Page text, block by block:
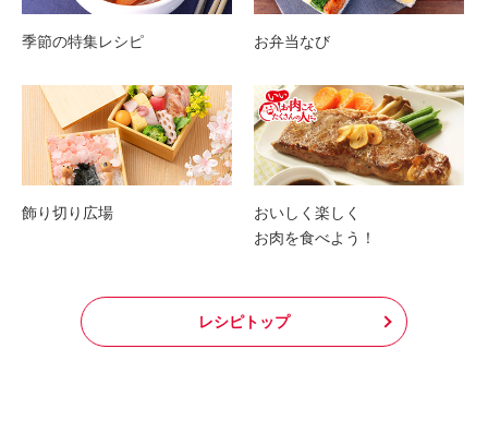
季節の特集レシピ お弁当なび
飾り切り広場
おいしく楽しく
お肉を食べよう！
レシピトップ